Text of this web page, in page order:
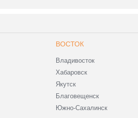
ВОСТОК
Владивосток
Хабаровск
Якутск
Благовещенск
Южно-Сахалинск